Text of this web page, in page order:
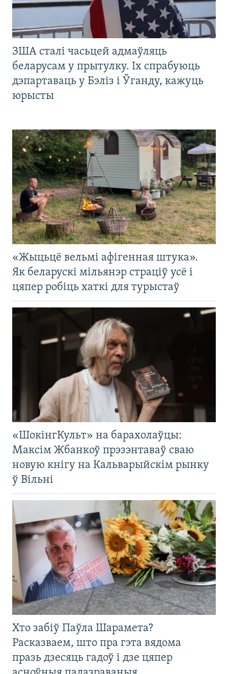
ЗША сталі часьцей адмаўляць
беларусам у прытулку. Іх спрабуюць
дэпартаваць у Бэліз і Ўганду, кажуць
юрысты
«Жыцьцё вельмі афігенная штука».
Як беларускі мільянэр страціў усё і
цяпер робіць хаткі для турыстаў
«ШокінгКульт» на барахолаўцы:
Максім Жбанкоў прэзэнтаваў сваю
новую кнігу на Кальварыйскім рынку
ў Вільні
Хто забіў Паўла Шарамета?
Расказваем, што пра гэта вядома
празь дзесяць гадоў і дзе цяпер